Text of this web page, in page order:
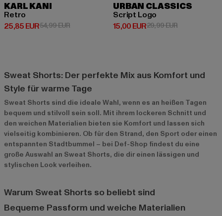
KARL KANI
Retro
25,85 EUR
Derzeitiger Preis: 25,85 EUR
54,99 EURAktionspreis: 54,99 EUR
URBAN CLASSICS
Script Logo
15,00 EUR
Derzeitiger Preis: 15,00 EUR
29,99 EURAktionspreis:
Sweat Shorts: Der perfekte Mix aus Komfort und
Style für warme Tage
Sweat Shorts sind die ideale Wahl, wenn es an heißen Tagen
bequem und stilvoll sein soll. Mit ihrem lockeren Schnitt und
den weichen Materialien bieten sie Komfort und lassen sich
vielseitig kombinieren. Ob für den Strand, den Sport oder einen
entspannten Stadtbummel – bei Def-Shop findest du eine
große Auswahl an Sweat Shorts, die dir einen lässigen und
stylischen Look verleihen.
Warum Sweat Shorts so beliebt sind
Bequeme Passform und weiche Materialien